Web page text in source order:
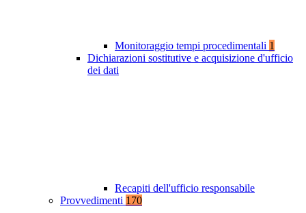
Monitoraggio tempi procedimentali 1
Dichiarazioni sostitutive e acquisizione d'ufficio
dei dati
Recapiti dell'ufficio responsabile
Provvedimenti 170